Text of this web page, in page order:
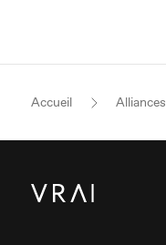
Accueil Alliances